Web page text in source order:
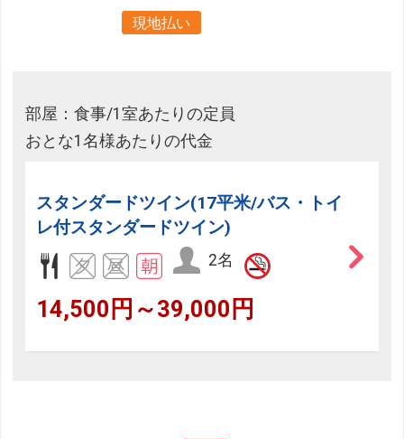
現地払い
部屋：食事/1室あたりの定員
おとな1名様あたりの代金
スタンダードツイン(17平米/バス・トイ
レ付スタンダードツイン)
2名
14,500円～39,000円